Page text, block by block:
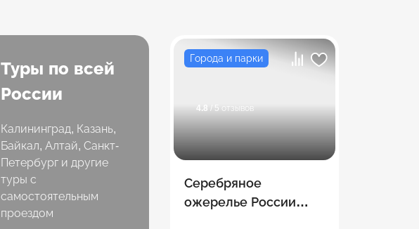
Туры по всей
России
Калининград, Казань,
Байкал, Алтай, Санкт-
Петербург и другие
туры с
самостоятельным
проездом
Города и парки
4.8 / 5 отзывов
Серебряное
ожерелье России